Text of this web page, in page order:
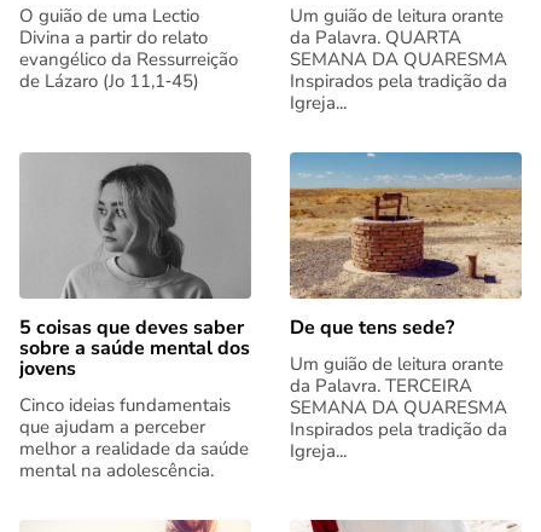
O guião de uma Lectio
Divina a partir do relato
evangélico da Ressurreição
de Lázaro (Jo 11,1‑45)
Um guião de leitura orante
da Palavra. QUARTA
SEMANA DA QUARESMA
Inspirados pela tradição da
Igreja...
5 coisas que deves saber
sobre a saúde mental dos
jovens
Cinco ideias fundamentais
que ajudam a perceber
melhor a realidade da saúde
mental na adolescência.
De que tens sede?
Um guião de leitura orante
da Palavra. TERCEIRA
SEMANA DA QUARESMA
Inspirados pela tradição da
Igreja...